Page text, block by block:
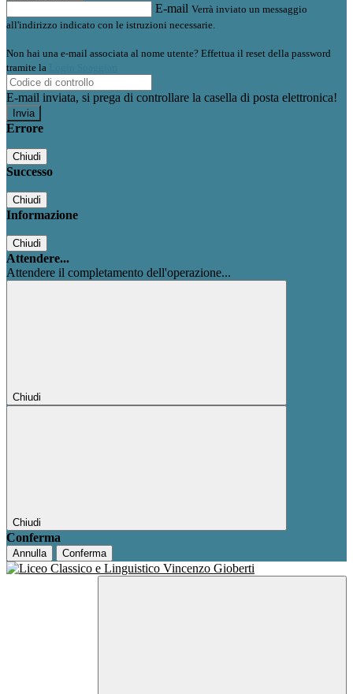
E-mail Verrà inviato un messaggio
all'indirizzo indicato con le istruzioni necessarie.
Non hai una e-mail associata al nome utente? Effettua il reset della password
tramite la
E-mail inviata, si prega di controllare la casella di posta elettronica!
Errore
Chiudi
Successo
Chiudi
Informazione
Chiudi
Attendere...
Attendere il completamento dell'operazione...
Chiudi
Chiudi
Conferma
Annulla Conferma